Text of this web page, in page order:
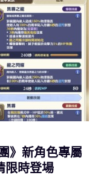
》新角色專屬
限時登場